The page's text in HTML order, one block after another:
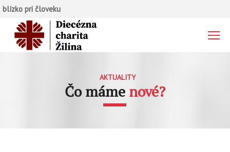
blízko pri človeku
AKTUALITY
Čo máme nové?